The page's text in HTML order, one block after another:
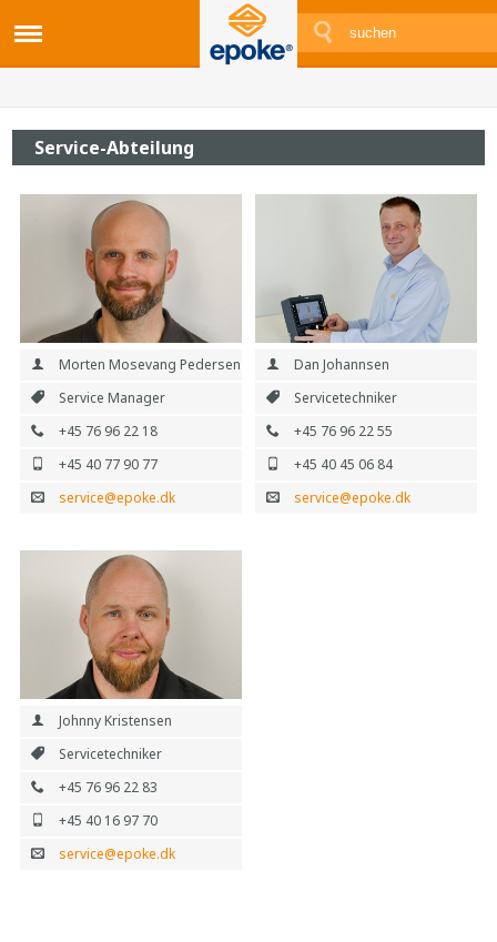
Service-Abteilung
Morten Mosevang Pedersen
Service Manager
+45 76 96 22 18
+45 40 77 90 77
service@epoke.dk
Dan Johannsen
Servicetechniker
+45 76 96 22 55
+45 40 45 06 84
service@epoke.dk
Johnny Kristensen
Servicetechniker
+45 76 96 22 83
+45 40 16 97 70
service@epoke.dk